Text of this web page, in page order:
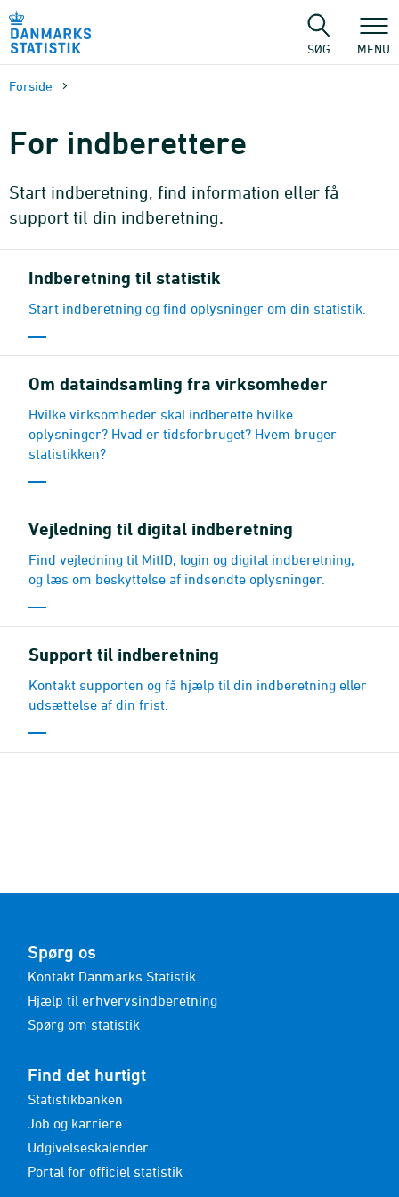
sidens
SØG MENU
Forside
For indberettere
Start indberetning, find information eller få
support til din indberetning.
Indberetning til statistik
Start indberetning og find oplysninger om din statistik.
Om dataindsamling fra virksomheder
Hvilke virksomheder skal indberette hvilke
oplysninger? Hvad er tidsforbruget? Hvem bruger
statistikken?
Vejledning til digital indberetning
Find vejledning til MitID, login og digital indberetning,
og læs om beskyttelse af indsendte oplysninger.
Support til indberetning
Kontakt supporten og få hjælp til din indberetning eller
udsættelse af din frist.
Spørg os
Kontakt Danmarks Statistik
Hjælp til erhvervsindberetning
Spørg om statistik
Find det hurtigt
Statistikbanken
Job og karriere
Udgivelseskalender
Portal for officiel statistik